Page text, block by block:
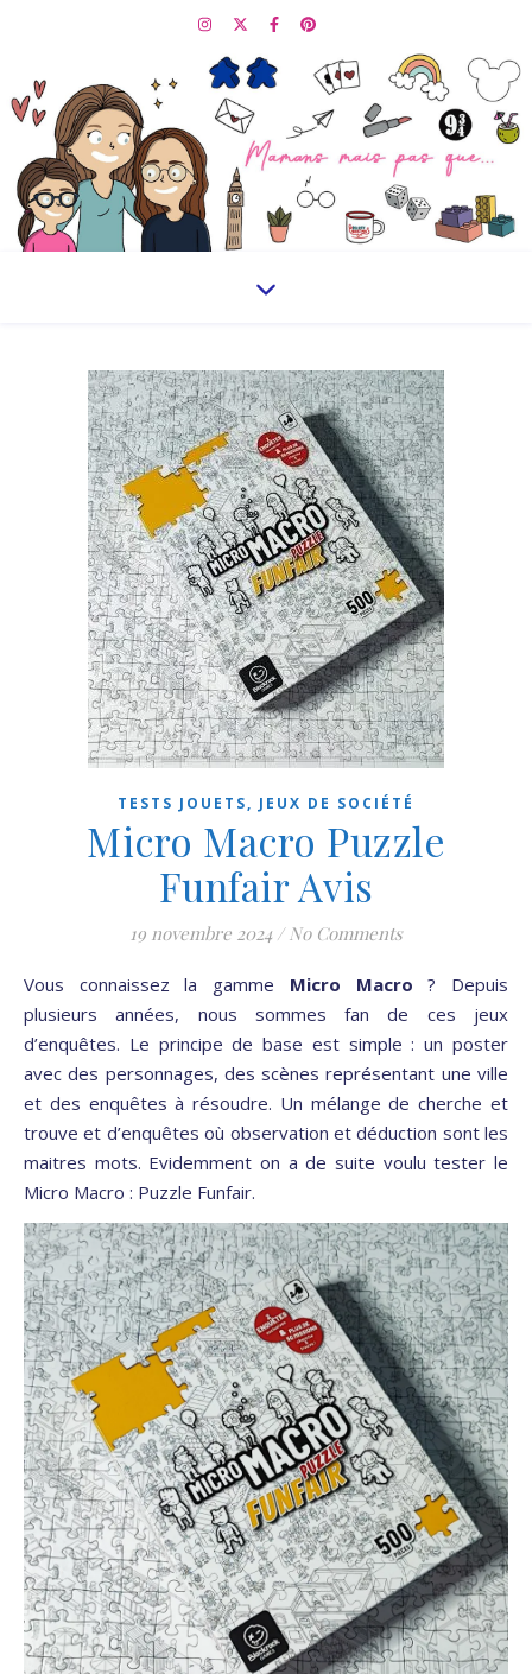
TESTS JOUETS, JEUX DE SOCIÉTÉ
Micro Macro Puzzle
Funfair Avis
19 novembre 2024 / No Comments
Vous connaissez la gamme Micro Macro? Depuis
plusieurs années, nous sommes fan de ces jeux
d’enquêtes. Le principe de base est simple : un poster
avec des personnages, des scènes représentant une ville
et des enquêtes à résoudre. Un mélange de cherche et
trouve et d’enquêtes où observation et déduction sont les
maitres mots. Evidemment on a de suite voulu tester le
Micro Macro : Puzzle Funfair.